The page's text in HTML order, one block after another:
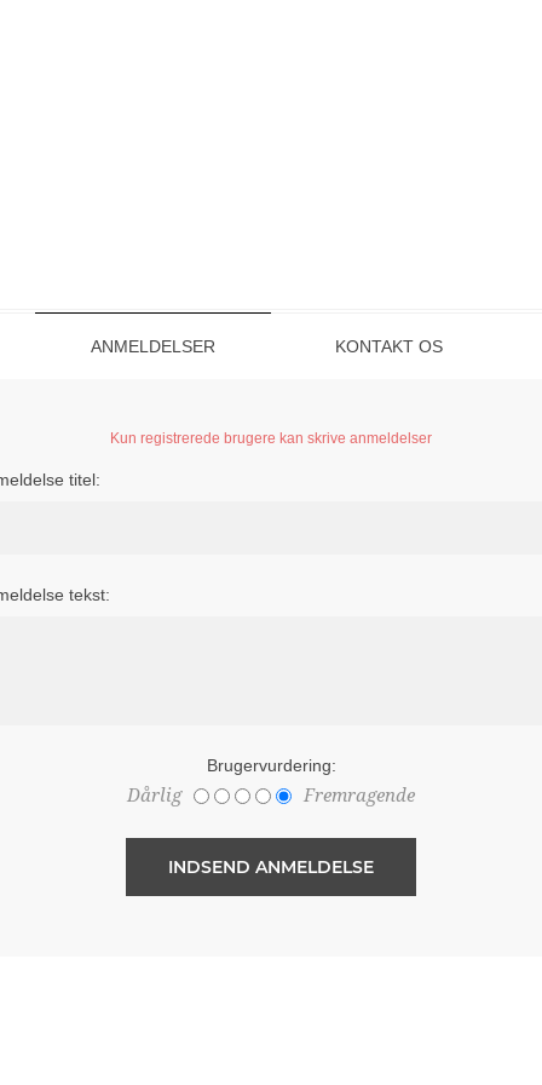
ANMELDELSER KONTAKT OS
Kun registrerede brugere kan skrive anmeldelser
titel:
tekst:
Brugervurdering:
Dårlig Fremragende